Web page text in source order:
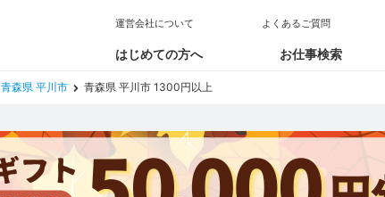
はじめての方へ お仕事検索
運営会社について よくあるご質問
青森県 平川市 青森県 平川市 1300円以上